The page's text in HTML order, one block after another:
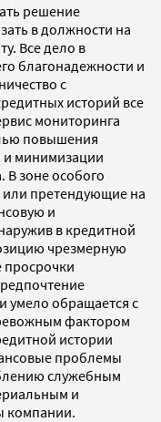
решение
в должности на
Все дело в
благонадежности и
с
историй все
мониторинга
повышения
и минимизации
В зоне особого
претендующие на
и
в кредитной
чрезмерную
просрочки
умело обращается с
фактором
истории
проблемы
служебным
и
компании.